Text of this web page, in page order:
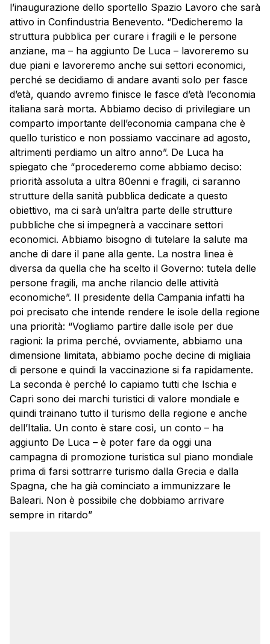
l’inaugurazione dello sportello Spazio Lavoro che sarà
attivo in Confindustria Benevento. “Dedicheremo la
struttura pubblica per curare i fragili e le persone
anziane, ma – ha aggiunto De Luca – lavoreremo su
due piani e lavoreremo anche sui settori economici,
perché se decidiamo di andare avanti solo per fasce
d’età, quando avremo finisce le fasce d’età l’economia
italiana sarà morta. Abbiamo deciso di privilegiare un
comparto importante dell’economia campana che è
quello turistico e non possiamo vaccinare ad agosto,
altrimenti perdiamo un altro anno”. De Luca ha
spiegato che “procederemo come abbiamo deciso:
priorità assoluta a ultra 80enni e fragili, ci saranno
strutture della sanità pubblica dedicate a questo
obiettivo, ma ci sarà un’altra parte delle strutture
pubbliche che si impegnerà a vaccinare settori
economici. Abbiamo bisogno di tutelare la salute ma
anche di dare il pane alla gente. La nostra linea è
diversa da quella che ha scelto il Governo: tutela delle
persone fragili, ma anche rilancio delle attività
economiche”. Il presidente della Campania infatti ha
poi precisato che intende rendere le isole della regione
una priorità: “Vogliamo partire dalle isole per due
ragioni: la prima perché, ovviamente, abbiamo una
dimensione limitata, abbiamo poche decine di migliaia
di persone e quindi la vaccinazione si fa rapidamente.
La seconda è perché lo capiamo tutti che Ischia e
Capri sono dei marchi turistici di valore mondiale e
quindi trainano tutto il turismo della regione e anche
dell’Italia. Un conto è stare così, un conto – ha
aggiunto De Luca – è poter fare da oggi una
campagna di promozione turistica sul piano mondiale
prima di farsi sottrarre turismo dalla Grecia e dalla
Spagna, che ha già cominciato a immunizzare le
Baleari. Non è possibile che dobbiamo arrivare
sempre in ritardo”